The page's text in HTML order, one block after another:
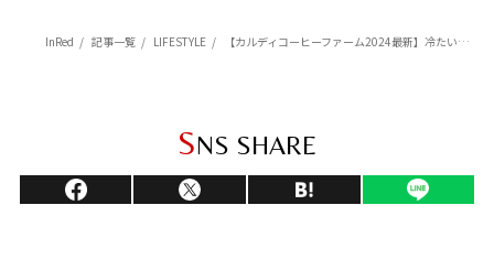
InRed 記事一覧 LIFESTYLE 【カルディコーヒーファーム2024最新】冷たい麺やご飯にちょい足し！味変アイテム3選
SNS SHARE